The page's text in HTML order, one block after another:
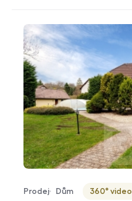
Typ nabídky
Prodej
Typ nemovitosti
Dům
Virtuální prohlídka
360° video